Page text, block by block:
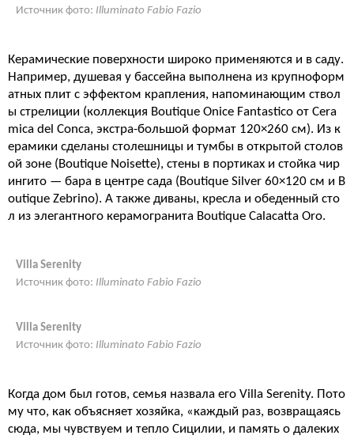
Источник фото: Illuminato Fabio Fazio
Керамические поверхности широко применяются и в саду.
Например, душевая у бассейна выполнена из крупноформ
атных плит с эффектом крапления, напоминающим ствол
ы стрелиции (коллекция Boutique Onice Fantastico от Cera
mica del Conca, экстра-большой формат 120×260 см). Из к
ерамики сделаны столешницы и тумбы в открытой столов
ой зоне (Boutique Noisette), стены в портиках и стойка чир
ингито — бара в центре сада (Boutique Silver 60×120 см и B
outique Zebrino). А также диваны, кресла и обеденный сто
л из элегантного керамогранита Boutique Calacatta Oro.
Villa Serenity
Источник фото: Illuminato Fabio Fazio
Villa Serenity
Источник фото: Illuminato Fabio Fazio
Когда дом был готов, семья назвала его Villa Serenity. Пото
му что, как объясняет хозяйка, «каждый раз, возвращаясь
сюда, мы чувствуем и тепло Сицилии, и память о далеких